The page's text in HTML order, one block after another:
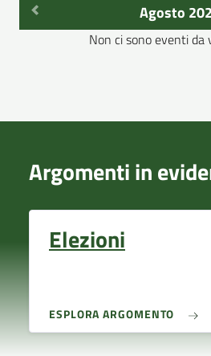
Agosto
Non ci sono eventi da
Argomenti in
Elezioni
ESPLORA ARGOMENTO